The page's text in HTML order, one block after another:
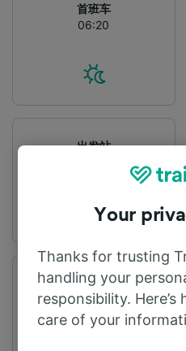
首班车
06:20
出发站
旅程时间
从3h33m
Your
Thanks for trusting
handling your
responsibility. Here’s
care of your